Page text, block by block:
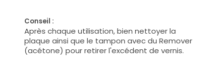
Conseil :
Après chaque utilisation, bien nettoyer la
plaque ainsi que le tampon avec du Remover
(acétone) pour retirer l'excédent de vernis.